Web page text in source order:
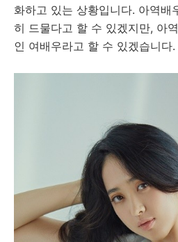
화하고 있는 상황입니다. 아역배
히 드물다고 할 수 있겠지만, 아
인 여배우라고 할 수 있겠습니다.